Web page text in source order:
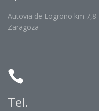
Autovia de Logroño km
Zaragoza
Tel.